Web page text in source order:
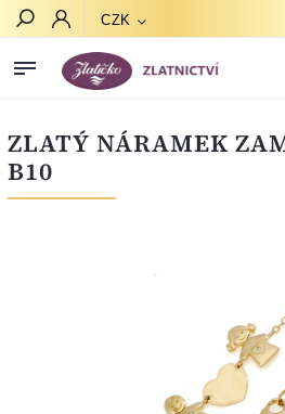
CZK
ZLATÝ NÁRAMEK
B10